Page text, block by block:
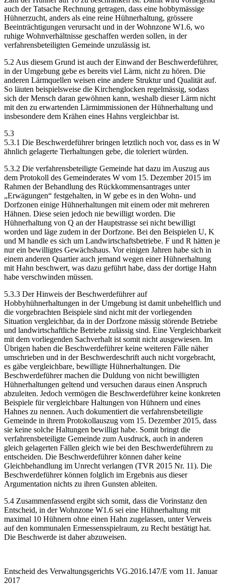
auch der Tatsache Rechnung getragen, dass eine hobbymässige
Hühnerzucht, anders als eine reine Hühnerhaltung, grössere
Beeinträchtigungen verursacht und in der Wohnzone W1.6, wo
ruhige Wohnverhältnisse geschaffen werden sollen, in der
verfahrensbeteiligten Gemeinde unzulässig ist.
5.2 Aus diesem Grund ist auch der Einwand der Beschwerdeführer,
in der Umgebung gebe es bereits viel Lärm, nicht zu hören. Die
anderen Lärmquellen weisen eine andere Struktur und Qualität auf.
So läuten beispielsweise die Kirchenglocken regelmässig, sodass
sich der Mensch daran gewöhnen kann, weshalb dieser Lärm nicht
mit den zu erwartenden Lärmimmissionen der Hühnerhaltung und
insbesondere dem Krähen eines Hahns vergleichbar ist.
5.3
5.3.1 Die Beschwerdeführer bringen letztlich noch vor, dass es in W
ähnlich gelagerte Tierhaltungen gebe, die toleriert würden.
5.3.2 Die verfahrensbeteiligte Gemeinde hat dazu im Auszug aus
dem Protokoll des Gemeinderates W vom 15. Dezember 2015 im
Rahmen der Behandlung des Rückkommensantrages unter
„Erwägungen“ festgehalten, in W gebe es in den Wohn- und
Dorfzonen einige Hühnerhaltungen mit einem oder mit mehreren
Hähnen. Diese seien jedoch nie bewilligt worden. Die
Hühnerhaltung von Q an der Hauptstrasse sei nicht bewilligt
worden und läge zudem in der Dorfzone. Bei den Beispielen U, K
und M handle es sich um Landwirtschaftsbetriebe. F und R hätten je
nur ein bewilligtes Gewächshaus. Vor einigen Jahren habe sich in
einem anderen Quartier auch jemand wegen einer Hühnerhaltung
mit Hahn beschwert, was dazu geführt habe, dass der dortige Hahn
habe verschwinden müssen.
5.3.3 Der Hinweis der Beschwerdeführer auf
Hobbyhühnerhaltungen in der Umgebung ist damit unbehelflich und
die vorgebrachten Beispiele sind nicht mit der vorliegenden
Situation vergleichbar, da in der Dorfzone mässig störende Betriebe
und landwirtschaftliche Betriebe zulässig sind. Eine Vergleichbarkeit
mit dem vorliegenden Sachverhalt ist somit nicht ausgewiesen. Im
Übrigen haben die Beschwerdeführer keine weiteren Fälle näher
umschrieben und in der Beschwerdeschrift auch nicht vorgebracht,
es gäbe vergleichbare, bewilligte Hühnerhaltungen. Die
Beschwerdeführer machen die Duldung von nicht bewilligten
Hühnerhaltungen geltend und versuchen daraus einen Anspruch
abzuleiten. Jedoch vermögen die Beschwerdeführer keine konkreten
Beispiele für vergleichbare Haltungen von Hühnern und eines
Hahnes zu nennen. Auch dokumentiert die verfahrensbeteiligte
Gemeinde in ihrem Protokollauszug vom 15. Dezember 2015, dass
sie keine solche Haltungen bewilligt habe. Somit bringt die
verfahrensbeteiligte Gemeinde zum Ausdruck, auch in anderen
gleich gelagerten Fällen gleich wie bei den Beschwerdeführern zu
entscheiden. Die Beschwerdeführer können daher keine
Gleichbehandlung im Unrecht verlangen (TVR 2015 Nr. 11). Die
Beschwerdeführer können folglich im Ergebnis aus dieser
Argumentation nichts zu ihren Gunsten ableiten.
5.4 Zusammenfassend ergibt sich somit, dass die Vorinstanz den
Entscheid, in der Wohnzone W1.6 sei eine Hühnerhaltung mit
maximal 10 Hühnern ohne einen Hahn zugelassen, unter Verweis
auf den kommunalen Ermessensspielraum, zu Recht bestätigt hat.
Die Beschwerde ist daher abzuweisen.
Entscheid des Verwaltungsgerichts VG.2016.147/E vom 11. Januar
2017